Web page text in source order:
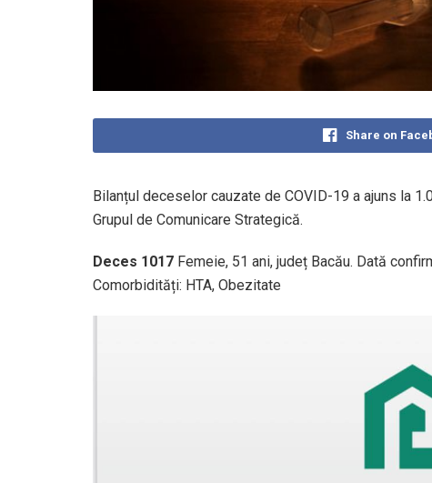
Share on
Bilanțul deceselor cauzate de COVID-19 a ajuns la
Grupul de Comunicare Strategică.
Deces 1017 Femeie, 51 ani, județ Bacău. Dată
Comorbidități: HTA, Obezitate